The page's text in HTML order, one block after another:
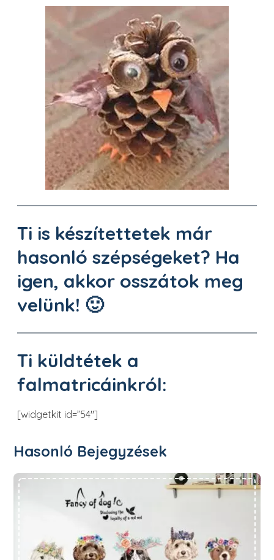
Ti is készítettetek már
hasonló szépségeket? Ha
igen, akkor osszátok meg
velünk! 🙂
Ti küldtétek a
falmatricáinkról:
[widgetkit id=”54″]
Hasonló Bejegyzések